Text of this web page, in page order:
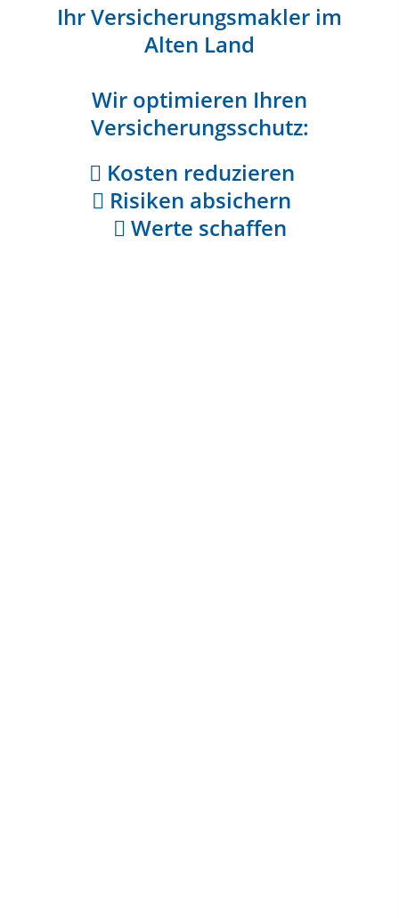
Ihr Versicherungsmakler im
Alten Land
Wir optimieren Ihren
Versicherungsschutz:
Kosten reduzieren
Risiken absichern
Werte schaffen